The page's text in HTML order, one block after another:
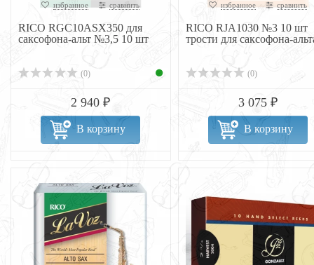
избранное сравнить
RICO RGC10ASX350 для
саксофона-альт №3,5 10 шт
(0)
2 940 ₽
В корзину
избранное сравнить
RICO RJA1030 №3 10 шт
трости для саксофона-
(0)
3 075 ₽
В корзину